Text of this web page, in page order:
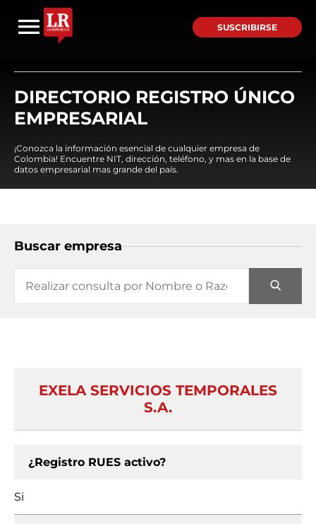
SUSCRIBIRSE
DIRECTORIO REGISTRO ÚNICO
EMPRESARIAL
¡Conozca la información esencial de cualquier empresa de
Colombia! Encuentre NIT, dirección, teléfono, y mas en la base de
datos empresarial mas grande del país.
Buscar empresa
EXELA SERVICIOS TEMPORALES
S.A.
¿Registro RUES activo?
Si